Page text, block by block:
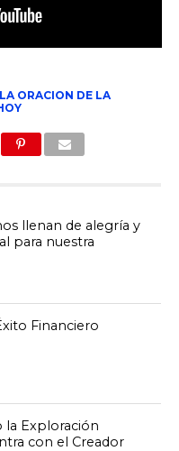
LA ORACION DE LA
llenan de alegría y
para nuestra
Financiero
la Exploración
con el Creador